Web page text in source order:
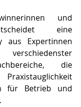
und
eine
aus Expertinnen
die
für Betrieb und